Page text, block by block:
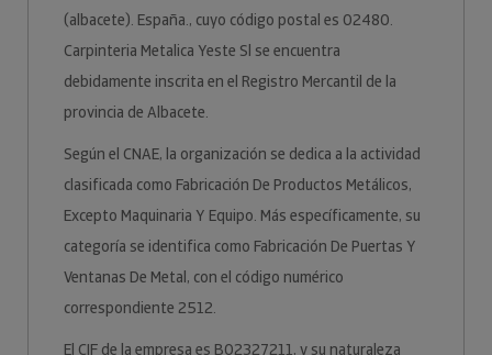
(albacete). España., cuyo código postal es 02480.
Carpinteria Metalica Yeste Sl se encuentra
debidamente inscrita en el Registro Mercantil de la
provincia de Albacete.
Según el CNAE, la organización se dedica a la actividad
clasificada como Fabricación De Productos Metálicos,
Excepto Maquinaria Y Equipo. Más específicamente, su
categoría se identifica como Fabricación De Puertas Y
Ventanas De Metal, con el código numérico
correspondiente 2512.
El CIF de la empresa es B02327211, y su naturaleza